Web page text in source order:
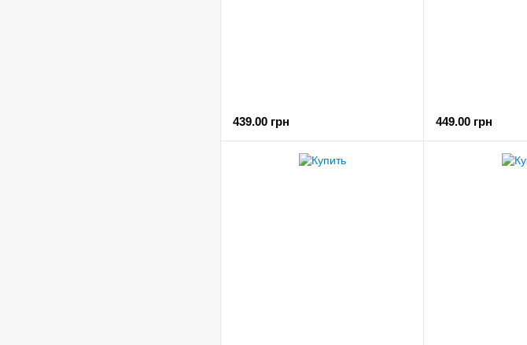
439.00 грн 449.00 грн